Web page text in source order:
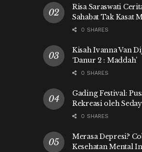
Risa Saraswati
Sahabat Tak Kasat
0 SHARES
Kisah Ivanna Van
‘Danur 2 : Maddah’
0 SHARES
Gading Festival:
Rekreasi oleh
0 SHARES
Merasa Depresi?
Kesehatan Mental